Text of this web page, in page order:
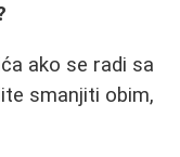
ako se radi sa
smanjiti obim,